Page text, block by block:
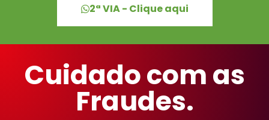
2ª VIA - Clique aqui
Cuidado com as
Fraudes.